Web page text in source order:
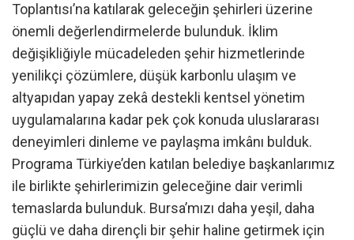
Toplantısı’na katılarak geleceğin şehirleri üzerine
önemli değerlendirmelerde bulunduk. İklim
değişikliğiyle mücadeleden şehir hizmetlerinde
yenilikçi çözümlere, düşük karbonlu ulaşım ve
altyapıdan yapay zekâ destekli kentsel yönetim
uygulamalarına kadar pek çok konuda uluslararası
deneyimleri dinleme ve paylaşma imkânı bulduk.
Programa Türkiye’den katılan belediye başkanlarımız
ile birlikte şehirlerimizin geleceğine dair verimli
temaslarda bulunduk. Bursa’mızı daha yeşil, daha
güçlü ve daha dirençli bir şehir haline getirmek için